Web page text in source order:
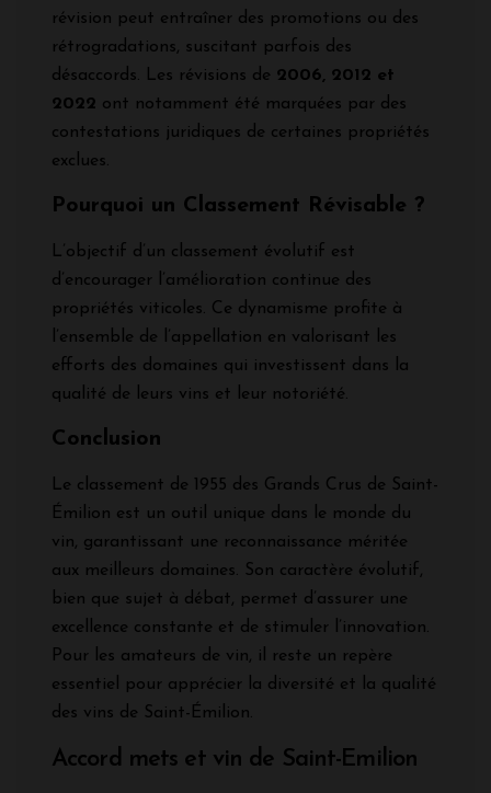
révision peut entraîner des promotions ou des
rétrogradations, suscitant parfois des
désaccords. Les révisions de 2006, 2012 et
2022 ont notamment été marquées par des
contestations juridiques de certaines propriétés
exclues.
Pourquoi un Classement Révisable ?
L’objectif d’un classement évolutif est
d’encourager l’amélioration continue des
propriétés viticoles. Ce dynamisme profite à
l’ensemble de l’appellation en valorisant les
efforts des domaines qui investissent dans la
qualité de leurs vins et leur notoriété.
Conclusion
Le classement de 1955 des Grands Crus de Saint-
Émilion est un outil unique dans le monde du
vin, garantissant une reconnaissance méritée
aux meilleurs domaines. Son caractère évolutif,
bien que sujet à débat, permet d’assurer une
excellence constante et de stimuler l’innovation.
Pour les amateurs de vin, il reste un repère
essentiel pour apprécier la diversité et la qualité
des vins de Saint-Émilion.
Accord mets et vin de Saint-Emilion